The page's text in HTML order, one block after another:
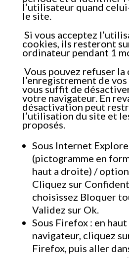
l’utilisateur quand
le site.
Si vous acceptez
cookies, ils resteront
ordinateur pendant 1
Vous pouvez refuser
l’enregistrement de
vous suffit de
votre navigateur. En
désactivation peut
l’utilisation du site et
proposés.
Sous Internet
(pictogramme en
haut a droite) /
Cliquez sur
choisissez Bloquer
Validez sur Ok.
Sous Firefox : en
navigateur, cliquez
Firefox, puis aller